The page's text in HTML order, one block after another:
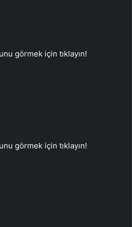
görmek için tıklayın!
görmek için tıklayın!